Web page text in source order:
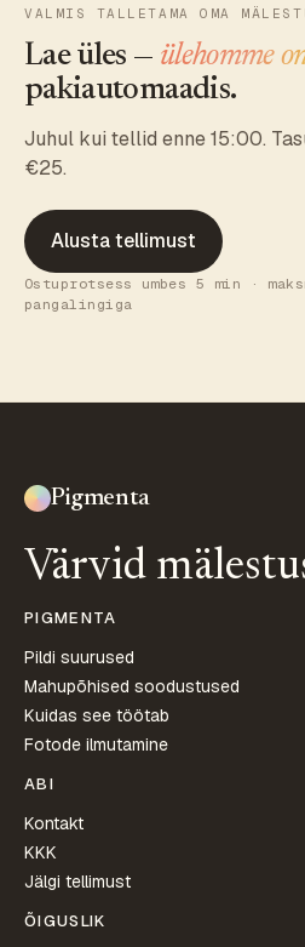
VALMIS TALLETAMA OMA
Lae üles — ülehomme
pakiautomaadis.
Juhul kui tellid enne 15:00.
€25.
Alusta tellimust
Ostuprotsess umbes 5 min ·
pangalingiga
Pigmenta
Värvid
PIGMENTA
Pildi suurused
Mahupõhised soodustused
Kuidas see töötab
Fotode ilmutamine
ABI
Kontakt
KKK
Jälgi tellimust
ÕIGUSLIK